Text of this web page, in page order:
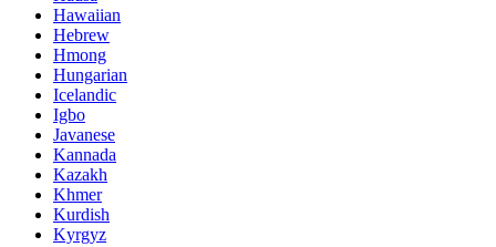
Hawaiian
Hebrew
Hmong
Hungarian
Icelandic
Igbo
Javanese
Kannada
Kazakh
Khmer
Kurdish
Kyrgyz